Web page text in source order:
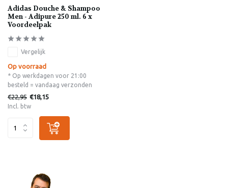
Adidas Douche & Shampoo
Men - Adipure 250 ml. 6 x
Voordeelpak
Vergelijk
Op voorraad
* Op werkdagen voor 21:00
besteld = vandaag verzonden
€22,95 €18,15
Incl. btw